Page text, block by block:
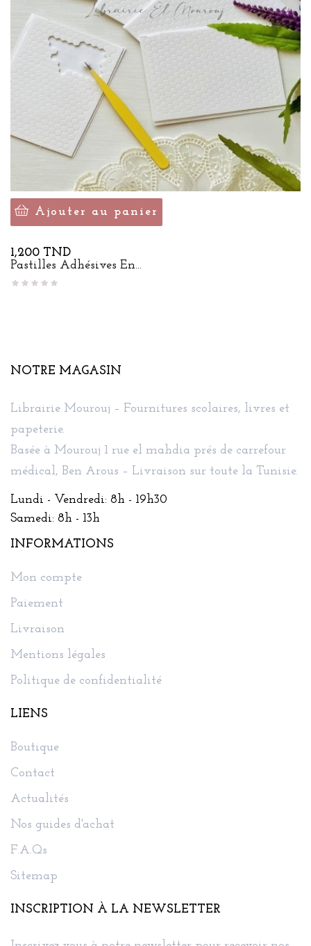
Ajouter au panier
Prix
1,200 TND
Pastilles Adhésives En...
NOTRE MAGASIN
Librairie Mourouj – Fournitures scolaires, livres et
papeterie.
Basée à Mourouj 1 rue el mahdia prés de carrefour
médical, Ben Arous – Livraison sur toute la Tunisie.
Lundi - Vendredi: 8h - 19h30
Samedi: 8h - 13h
INFORMATIONS
Mon compte
Paiement
Livraison
Mentions légales
Politique de confidentialité
LIENS
Boutique
Contact
Actualités
Nos guides d'achat
F.A.Qs
Sitemap
INSCRIPTION À LA NEWSLETTER